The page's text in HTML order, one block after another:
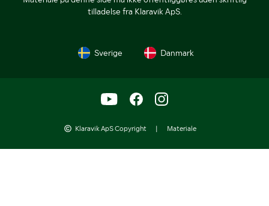
tilladelse fra Klaravik ApS.
Sverige Danmark
Klaravik ApS Copyright | Materiale